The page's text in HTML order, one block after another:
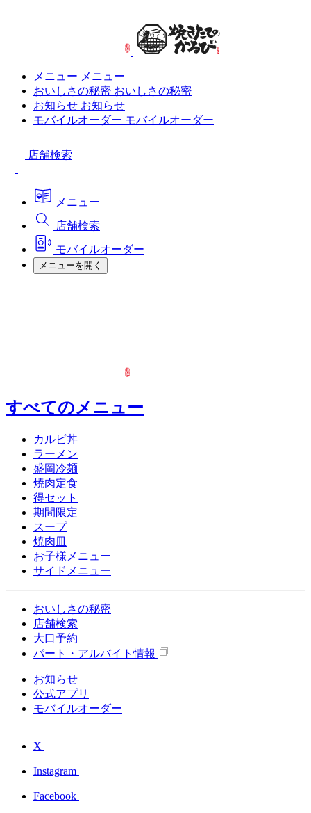
メニュー メニュー
おいしさの秘密 おいしさの秘密
お知らせ お知らせ
モバイルオーダー モバイルオーダー
店舗検索
メニュー
店舗検索
モバイルオーダー
メニューを開く
すべてのメニュー
カルビ丼
ラーメン
盛岡冷麺
焼肉定食
得セット
期間限定
スープ
焼肉皿
お子様メニュー
サイドメニュー
おいしさの秘密
店舗検索
大口予約
パート・アルバイト情報
お知らせ
公式アプリ
モバイルオーダー
X
Instagram
Facebook